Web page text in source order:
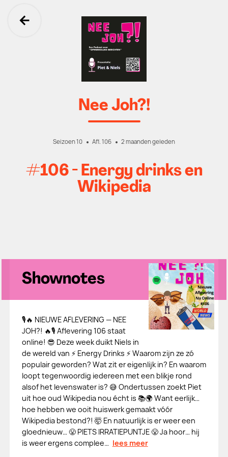
Ga terug
Nee Joh?!
Seizoen 10 Afl. 106 2 maanden geleden
#106 - Energy drinks en
Wikipedia
Shownotes
🎙️🔥 NIEUWE AFLEVERING — NEE
JOH?! 🔥🎙️ Aflevering 106 staat
online! 😎 Deze week duikt Niels in
de wereld van ⚡ Energy Drinks ⚡ Waarom zijn ze zó
populair geworden? Wat zit er eigenlijk in? En waarom
loopt tegenwoordig iedereen met een blikje rond
alsof het levenswater is? 😅 Ondertussen zoekt Piet
uit hoe oud Wikipedia nou écht is 📚🌍 Want eerlijk…
hoe hebben we ooit huiswerk gemaakt vóór
Wikipedia bestond?! 🤯 En natuurlijk is er weer een
gloednieuw… 😤 PIETS IRRATIEPUNTJE 😤 Ja hoor… hij
is weer ergens complee… lees meer